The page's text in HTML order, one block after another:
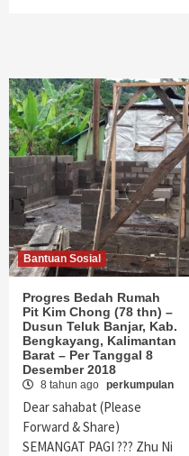
Bantuan Sosial
Progres Bedah Rumah
Pit Kim Chong (78 thn) –
Dusun Teluk Banjar, Kab.
Bengkayang, Kalimantan
Barat – Per Tanggal 8
Desember 2018
8 tahun ago perkumpulan
Dear sahabat (Please
Forward & Share)
SEMANGAT PAGI ??? Zhu Ni